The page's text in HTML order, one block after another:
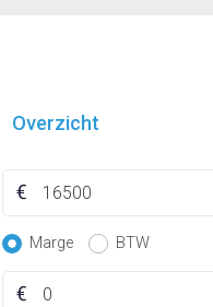
Overzicht
Marge BTW